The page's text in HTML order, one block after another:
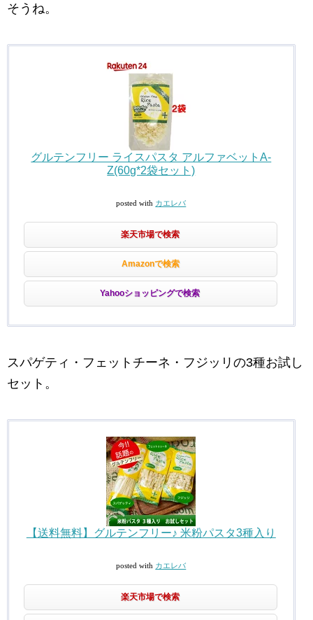
そうね。
グルテンフリー ライスパスタ アルファベットA-
Z(60g*2袋セット)
posted with カエレバ
楽天市場で検索
Amazonで検索
Yahooショッピングで検索
スパゲティ・フェットチーネ・フジッリの3種お試し
セット。
【送料無料】グルテンフリー♪ 米粉パスタ3種入り
posted with カエレバ
楽天市場で検索